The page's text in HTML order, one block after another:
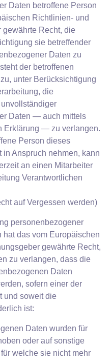
Daten betroffene Person
Richtlinien- und
gewährte Recht, die
sie betreffender
Daten zu
der betroffenen
unter Berücksichtigung
die
Daten — auch mittels
Erklärung — zu verlangen.
Person dieses
in Anspruch nehmen, kann
an einen Mitarbeiter
Verantwortlichen
auf Vergessen werden)
personenbezogener
hat das vom Europäischen
gewährte Recht,
zu verlangen, dass die
Daten
sofern einer der
und soweit die
ist:
Daten wurden für
oder auf sonstige
welche sie nicht mehr